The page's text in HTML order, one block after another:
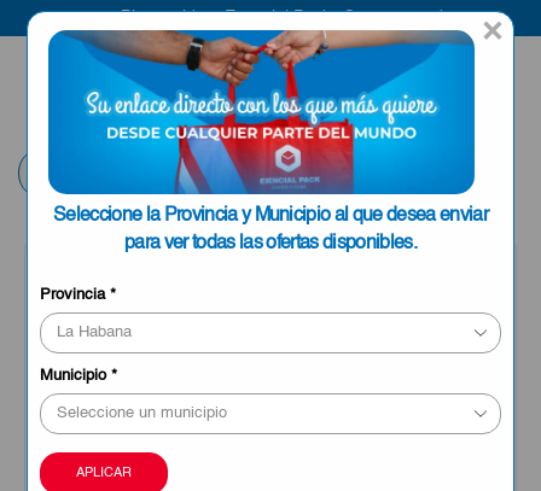
×
Seleccione la Provincia y Municipio al que desea enviar
para ver todas las ofertas disponibles.
Provincia*
Municipio*
APLICAR
ENVIAR A LA
HABANA